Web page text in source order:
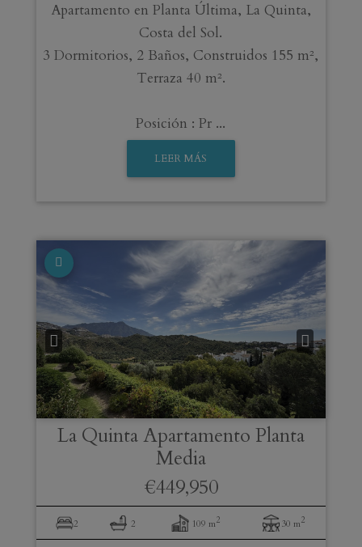
Apartamento en Planta Última, La Quinta,
Costa del Sol.
3 Dormitorios, 2 Baños, Construidos 155 m²,
Terraza 40 m².
Posición : Pr ...
LEER MÁS
La QuintaApartamento Planta
Media
€449,950
2 2 109 m2 30 m2